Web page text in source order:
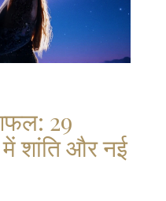
29
शांति और नई